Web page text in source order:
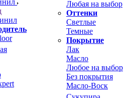
Любая на выбор
Оттенки
Светлые
Темные
Покрытие
Лак
Масло
Любое на выбор
Без покрытия
Масло-Воск